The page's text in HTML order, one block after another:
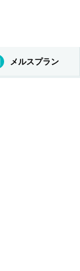
メルスプラン